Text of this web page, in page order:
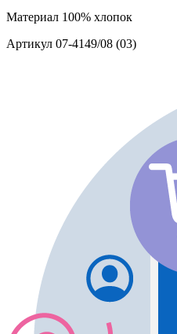
Материал 100% хлопок
Артикул 07-4149/08 (03)